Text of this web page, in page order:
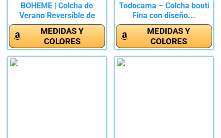
BOHEME | Colcha de
Verano Reversible de
Microfibra...
MEDIDAS Y
COLORES
Todocama – Colcha boutí
Fina con diseño...
MEDIDAS Y
COLORES